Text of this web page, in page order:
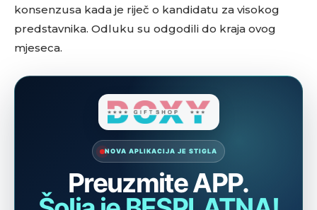
konsenzusa kada je riječ o kandidatu za visokog
predstavnika. Odluku su odgodili do kraja ovog
mjeseca.